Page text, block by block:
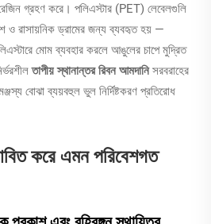
গ্রহণ করে। পলিএস্টার (PET) লেবেলগুলি
ও রাসায়নিক ড্রামের জন্য ব্যবহৃত হয় —
মোম ব্যবহার করলে আঙুলের চাপে মুদ্রিত
তাপীয় স্থানান্তর রিবন আমদানিসরবরাহের
বোঝা ব্যয়বহুল ভুল নির্দিষ্টকরণ প্রতিরোধ
করে এমন পরিবেশগত